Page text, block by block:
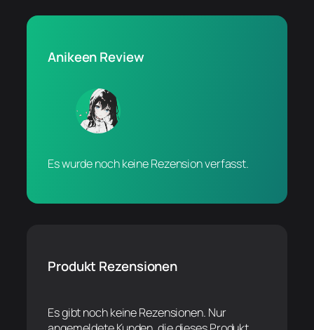
Anikeen Review
Es wurde noch keine Rezension verfasst.
Produkt Rezensionen
Es gibt noch keine Rezensionen. Nur